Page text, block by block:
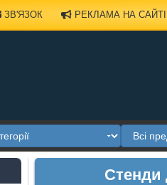
ЗВ'ЯЗОК РЕКЛАМА НА САЙТІ
Стенди